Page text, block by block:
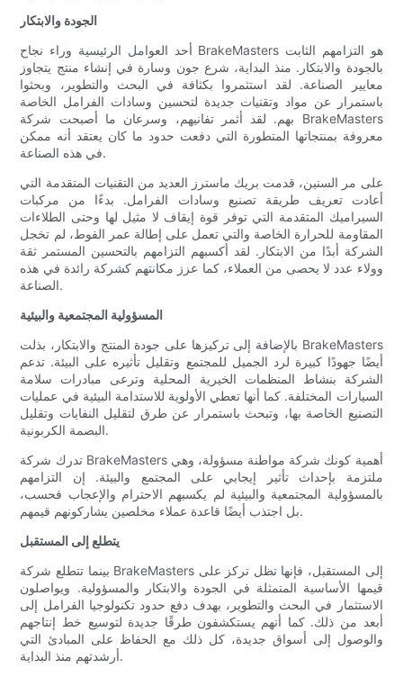
الجودة والابتكار
أحد العوامل الرئيسية وراء نجاح BrakeMasters هو التزامهم الثابت
بالجودة والابتكار. منذ البداية، شرع جون وسارة في إنشاء منتج يتجاوز
معايير الصناعة. لقد استثمروا بكثافة في البحث والتطوير، وبحثوا
باستمرار عن مواد وتقنيات جديدة لتحسين وسادات الفرامل الخاصة
بهم. لقد أثمر تفانيهم، وسرعان ما أصبحت شركة BrakeMasters
معروفة بمنتجاتها المتطورة التي دفعت حدود ما كان يعتقد أنه ممكن
في هذه الصناعة.
على مر السنين، قدمت بريك ماسترز العديد من التقنيات المتقدمة التي
أعادت تعريف طريقة تصنيع وسادات الفرامل. بدءًا من مركبات
السيراميك المتقدمة التي توفر قوة إيقاف لا مثيل لها وحتى الطلاءات
المقاومة للحرارة الخاصة والتي تعمل على إطالة عمر الفوط، لم تخجل
الشركة أبدًا من الابتكار. لقد أكسبهم التزامهم بالتحسين المستمر ثقة
وولاء عدد لا يحصى من العملاء، كما عزز مكانتهم كشركة رائدة في هذه
الصناعة.
المسؤولية المجتمعية والبيئية
بالإضافة إلى تركيزها على جودة المنتج والابتكار، بذلت BrakeMasters
أيضًا جهودًا كبيرة لرد الجميل للمجتمع وتقليل تأثيره على البيئة. تدعم
الشركة بنشاط المنظمات الخيرية المحلية وترعى مبادرات سلامة
السيارات المختلفة. كما أنها تعطي الأولوية للاستدامة البيئية في عمليات
التصنيع الخاصة بها، وتبحث باستمرار عن طرق لتقليل النفايات وتقليل
البصمة الكربونية.
تدرك شركة BrakeMasters أهمية كونك شركة مواطنة مسؤولة، وهي
ملتزمة بإحداث تأثير إيجابي على المجتمع والبيئة. إن التزامهم
بالمسؤولية المجتمعية والبيئية لم يكسبهم الاحترام والإعجاب فحسب،
بل اجتذب أيضًا قاعدة عملاء مخلصين يشاركونهم قيمهم.
يتطلع إلى المستقبل
بينما تتطلع شركة BrakeMasters إلى المستقبل، فإنها تظل تركز على
قيمها الأساسية المتمثلة في الجودة والابتكار والمسؤولية. ويواصلون
الاستثمار في البحث والتطوير، بهدف دفع حدود تكنولوجيا الفرامل إلى
أبعد من ذلك. كما أنهم يستكشفون طرقًا جديدة لتوسيع خط إنتاجهم
والوصول إلى أسواق جديدة، كل ذلك مع الحفاظ على المبادئ التي
أرشدتهم منذ البداية.